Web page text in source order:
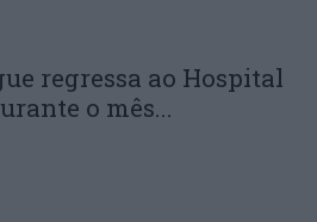
regressa ao Hospital
o mês...